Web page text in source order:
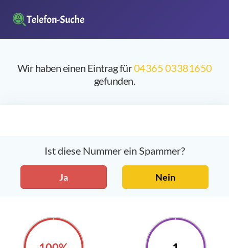
Wir haben einen Eintrag für04365 03381650
gefunden.
Ist diese Nummer ein Spammer?
Ja Nein